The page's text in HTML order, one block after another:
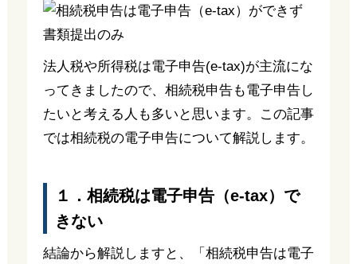
法人税や所得税は電子申告(e-tax)が主流にな
ってきましたので、相続税申告も電子申告し
たいと考える人も多いと思います。この記事
では相続税の電子申告について解説します。
１．相続税は電子申告（e-tax）で
きない
結論から解説しますと、「相続税申告は電子